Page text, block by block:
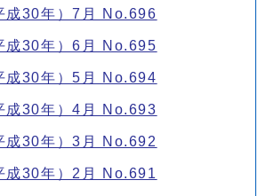
成30年）7月 No.696
成30年）6月 No.695
成30年）5月 No.694
成30年）4月 No.693
成30年）3月 No.692
成30年）2月 No.691